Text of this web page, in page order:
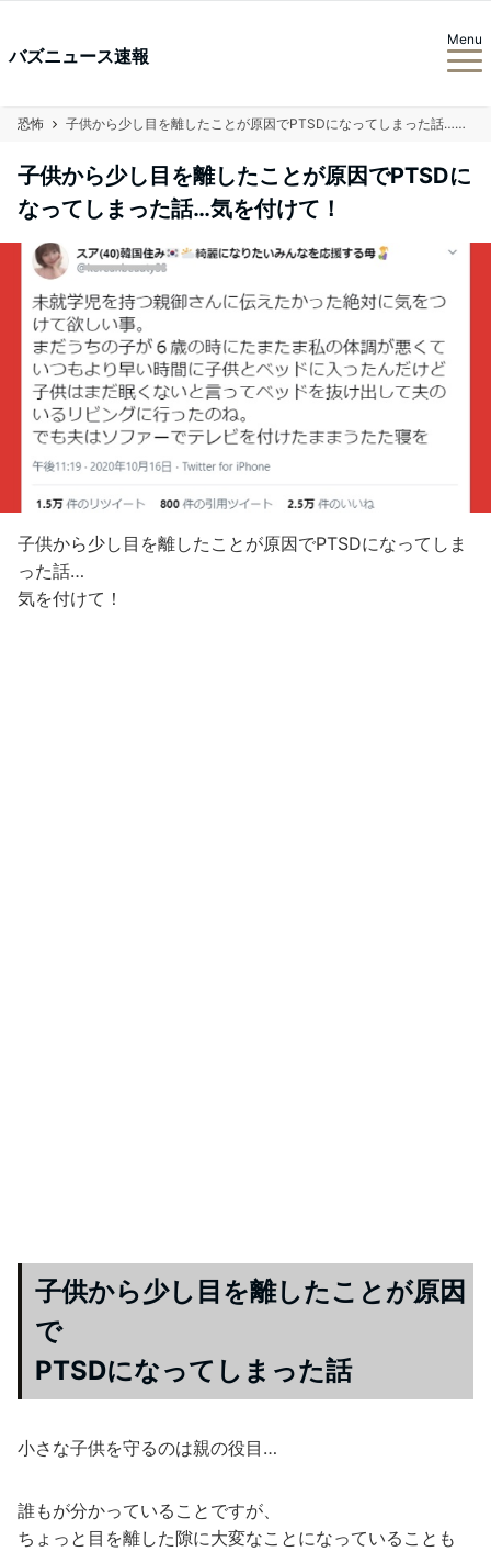
バズニュース速報
Menu
恐怖 子供から少し目を離したことが原因でPTSDになってしまった話…気を付けて！
子供から少し目を離したことが原因でPTSDに
なってしまった話…気を付けて！
子供から少し目を離したことが原因でPTSDになってしま
った話…
気を付けて！
子供から少し目を離したことが原因
で
PTSDになってしまった話
小さな子供を守るのは親の役目…
誰もが分かっていることですが、
ちょっと目を離した隙に大変なことになっていることも